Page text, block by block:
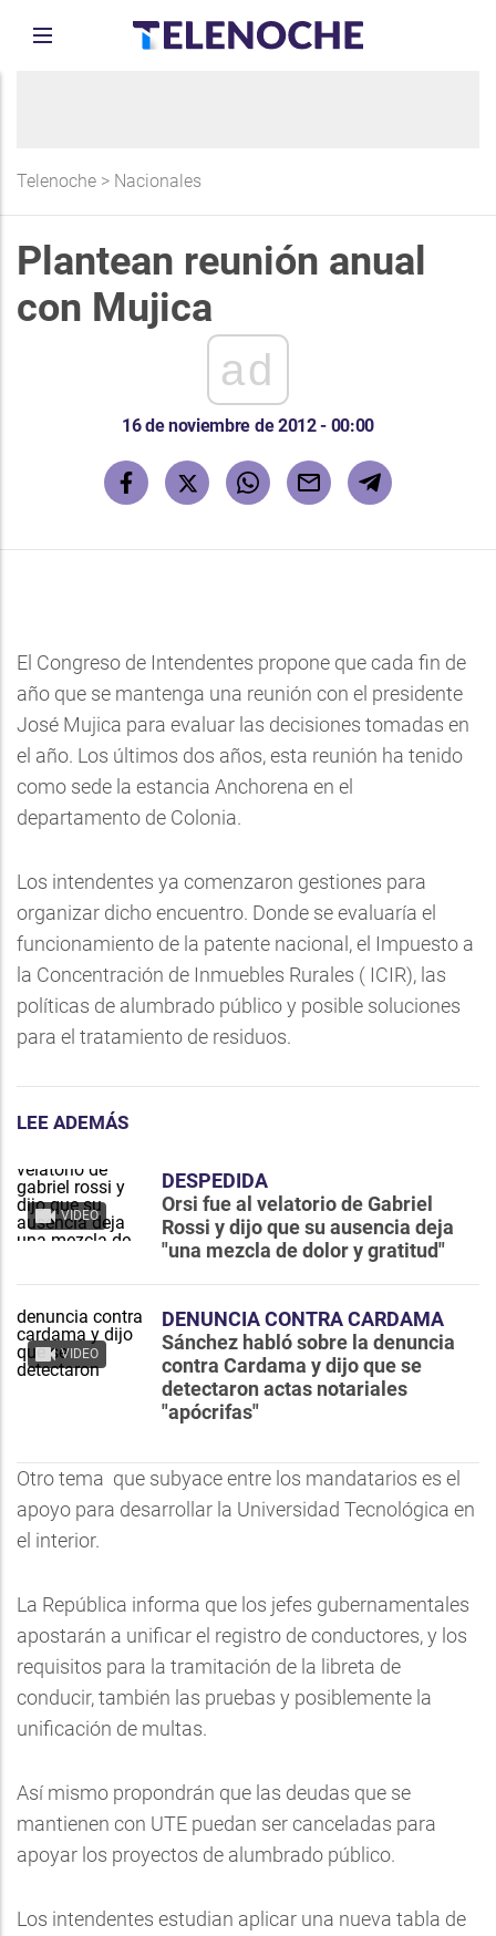
Telenoche > Nacionales
Plantean reunión anual
con Mujica
ad
16 de noviembre de 2012 - 00:00
El Congreso de Intendentes propone que cada fin de
año que se mantenga una reunión con el presidente
José Mujica para evaluar las decisiones tomadas en
el año. Los últimos dos años, esta reunión ha tenido
como sede la estancia Anchorena en el
departamento de Colonia.
Los intendentes ya comenzaron gestiones para
organizar dicho encuentro. Donde se evaluaría el
funcionamiento de la patente nacional, el Impuesto a
la Concentración de Inmuebles Rurales ( ICIR), las
políticas de alumbrado público y posible soluciones
para el tratamiento de residuos.
LEE ADEMÁS
VIDEO
DESPEDIDA
Orsi fue al velatorio de Gabriel
Rossi y dijo que su ausencia deja
"una mezcla de dolor y gratitud"
VIDEO
DENUNCIA CONTRA CARDAMA
Sánchez habló sobre la denuncia
contra Cardama y dijo que se
detectaron actas notariales
"apócrifas"
Otro tema que subyace entre los mandatarios es el
apoyo para desarrollar la Universidad Tecnológica en
el interior.
La República informa que los jefes gubernamentales
apostarán a unificar el registro de conductores, y los
requisitos para la tramitación de la libreta de
conducir, también las pruebas y posiblemente la
unificación de multas.
Así mismo propondrán que las deudas que se
mantienen con UTE puedan ser canceladas para
apoyar los proyectos de alumbrado público.
Los intendentes estudian aplicar una nueva tabla de